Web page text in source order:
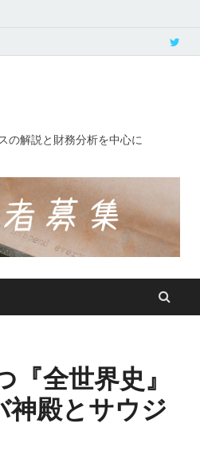
の解説と財務分析を中心に
『全世界史』
神殿とサウジ